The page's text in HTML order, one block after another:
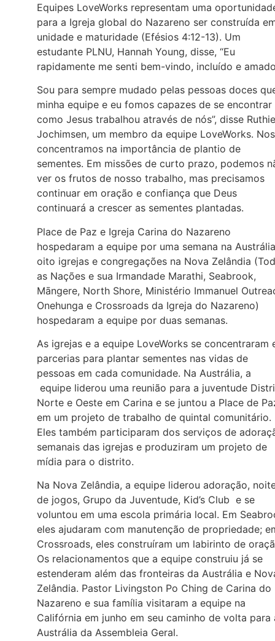
Equipes LoveWorks representam uma
para a Igreja global do Nazareno ser construída
unidade e maturidade (Efésios 4:12-13). Um
estudante PLNU, Hannah Young, disse, “Eu
rapidamente me senti bem-vindo, incluído e
Sou para sempre mudado pelas pessoas doces
minha equipe e eu fomos capazes de se encontrar
como Jesus trabalhou através de nós”, disse Ruthie
Jochimsen, um membro da equipe LoveWorks. Nos
concentramos na importância de plantio de
sementes. Em missões de curto prazo, podemos
ver os frutos de nosso trabalho, mas precisamos
continuar em oração e confiança que Deus
continuará a crescer as sementes plantadas.
Place de Paz e Igreja Carina do Nazareno
hospedaram a equipe por uma semana na
oito igrejas e congregações na Nova Zelândia
as Nações e sua Irmandade Marathi, Seabrook,
Māngere, North Shore, Ministério Immanuel
Onehunga e Crossroads da Igreja do Nazareno)
hospedaram a equipe por duas semanas.
As igrejas e a equipe LoveWorks se concentraram
parcerias para plantar sementes nas vidas de
pessoas em cada comunidade. Na Austrália, a
equipe liderou uma reunião para a juventude
Norte e Oeste em Carina e se juntou a Place de
em um projeto de trabalho de quintal comunitário.
Eles também participaram dos serviços de
semanais das igrejas e produziram um projeto de
mídia para o distrito.
Na Nova Zelândia, a equipe liderou adoração,
de jogos, Grupo da Juventude, Kid’s Club e se
voluntou em uma escola primária local. Em
eles ajudaram com manutenção de propriedade;
Crossroads, eles construíram um labirinto de
Os relacionamentos que a equipe construiu já se
estenderam além das fronteiras da Austrália e
Zelândia. Pastor Livingston Po Ching de Carina do
Nazareno e sua família visitaram a equipe na
Califórnia em junho em seu caminho de volta para
Austrália da Assembleia Geral.